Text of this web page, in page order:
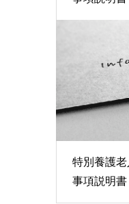
特別養護
事項説明書